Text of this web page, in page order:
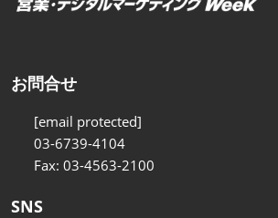
お問合せ
[email protected]
03-6739-4104
Fax: 03-4563-2100
SNS